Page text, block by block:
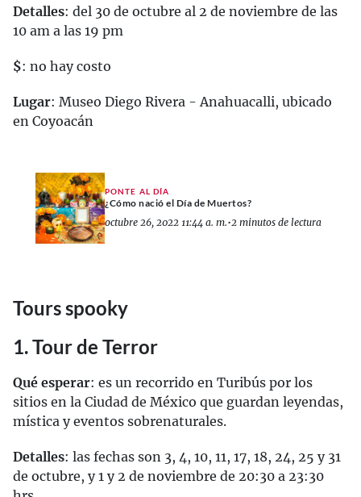
Detalles: del 30 de octubre al 2 de noviembre de las
10 am a las 19 pm
$: no hay costo
Lugar: Museo Diego Rivera - Anahuacalli, ubicado
en Coyoacán
PONTE AL DÍA
¿Cómo nació el Día de Muertos?
octubre 26, 2022 11:44 a. m.•2 minutos de lectura
Tours spooky
1. Tour de Terror
Qué esperar: es un recorrido en Turibús por los
sitios en la Ciudad de México que guardan leyendas,
mística y eventos sobrenaturales.
Detalles: las fechas son 3, 4, 10, 11, 17, 18, 24, 25 y 31
de octubre, y 1 y 2 de noviembre de 20:30 a 23:30